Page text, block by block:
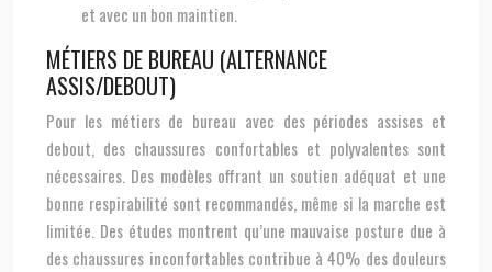
et avec un bon maintien.
MÉTIERS DE BUREAU (ALTERNANCE
ASSIS/DEBOUT)
Pour les métiers de bureau avec des périodes assises et
debout, des chaussures confortables et polyvalentes sont
nécessaires. Des modèles offrant un soutien adéquat et une
bonne respirabilité sont recommandés, même si la marche est
limitée. Des études montrent qu’une mauvaise posture due à
des chaussures inconfortables contribue à 40% des douleurs